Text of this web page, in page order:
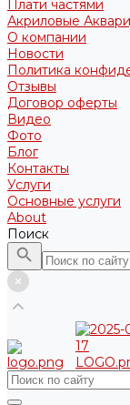
Плати частями
Акриловые
О компании
Новости
Политика
Отзывы
Договор оферты
Видео
Фото
Блог
Контакты
Услуги
Основные услуги
About
Поиск